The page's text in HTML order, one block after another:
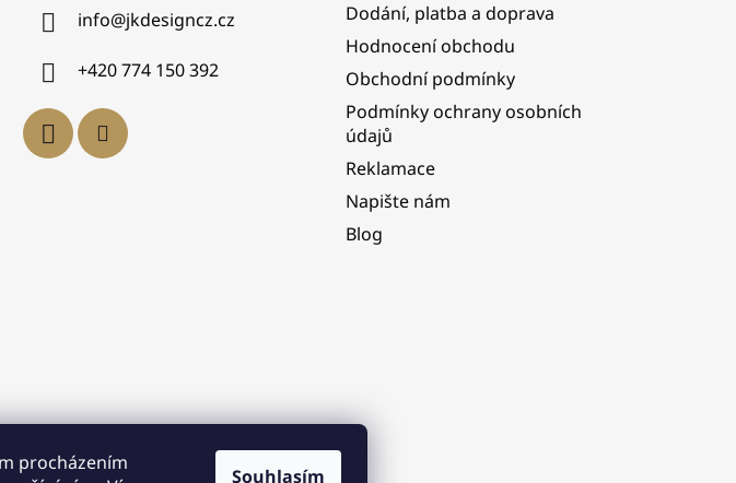
procházením
Souhlasím
info@jkdesigncz.cz
+420 774 150 392
Dodání, platba a doprava
Hodnocení obchodu
Obchodní podmínky
Podmínky ochrany osobních
údajů
Reklamace
Napište nám
Blog